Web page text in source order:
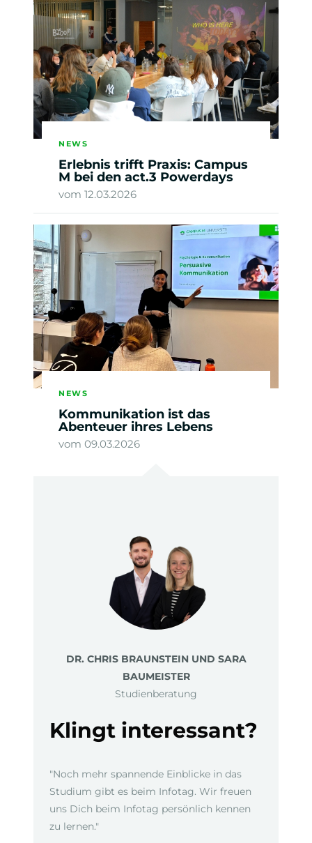
NEWS
Erlebnis trifft Praxis: Campus
M bei den act.3 Powerdays
vom 12.03.2026
NEWS
Kommunikation ist das
Abenteuer ihres Lebens
vom 09.03.2026
DR. CHRIS BRAUNSTEIN UND SARA
BAUMEISTER
Studienberatung
Klingt interessant?
"Noch mehr spannende Einblicke in das
Studium gibt es beim Infotag. Wir freuen
uns Dich beim Infotag persönlich kennen
zu lernen."